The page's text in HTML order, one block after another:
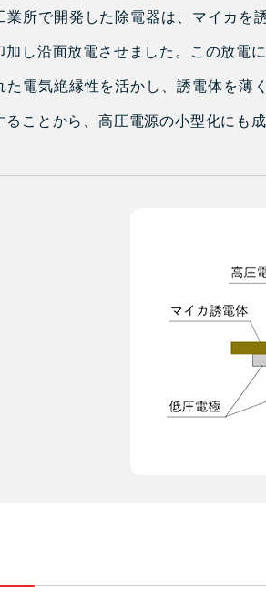
業所で開発した除電器は、マイカを
加し沿面放電させました。この放電
た電気絶縁性を活かし、誘電体を薄
ることから、高圧電源の小型化にも成